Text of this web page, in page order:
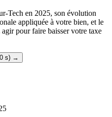
Tech en 2025, son évolution
appliquée à votre bien, et le
pour faire baisser votre taxe
s) →